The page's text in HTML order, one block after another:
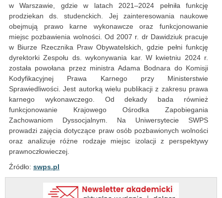
w Warszawie, gdzie w latach 2021–2024 pełniła funkcję
prodziekan ds. studenckich. Jej zainteresowania naukowe
obejmują prawo karne wykonawcze oraz funkcjonowanie
miejsc pozbawienia wolności. Od 2007 r. dr Dawidziuk pracuje
w Biurze Rzecznika Praw Obywatelskich, gdzie pełni funkcję
dyrektorki Zespołu ds. wykonywania kar. W kwietniu 2024 r.
została powołana przez ministra Adama Bodnara do Komisji
Kodyfikacyjnej Prawa Karnego przy Ministerstwie
Sprawiedliwości. Jest autorką wielu publikacji z zakresu prawa
karnego wykonawczego. Od dekady bada również
funkcjonowanie Krajowego Ośrodka Zapobiegania
Zachowaniom Dyssocjalnym. Na Uniwersytecie SWPS
prowadzi zajęcia dotyczące praw osób pozbawionych wolności
oraz analizuje różne rodzaje miejsc izolacji z perspektywy
prawnoczłowieczej.
Źródło: swps.pl